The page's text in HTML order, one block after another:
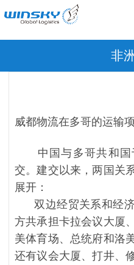
非
威都物流在多哥的运输项
中国与多哥共和国
交。建交以来，两国关
展开：
双边经贸关系和经济
方共承担卡拉会议大厦
美体育场、总统府和洛
还有议会大厦、打井、